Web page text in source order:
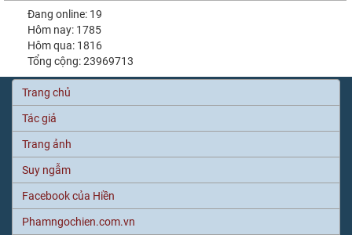
Đang online: 19
Hôm nay: 1785
Hôm qua: 1816
Tổng cộng: 23969713
Trang chủ
Tác giả
Trang ảnh
Suy ngẫm
Facebook của Hiền
Phamngochien.com.vn